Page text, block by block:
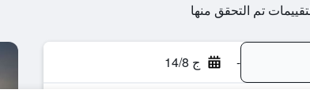
- ج 14/8